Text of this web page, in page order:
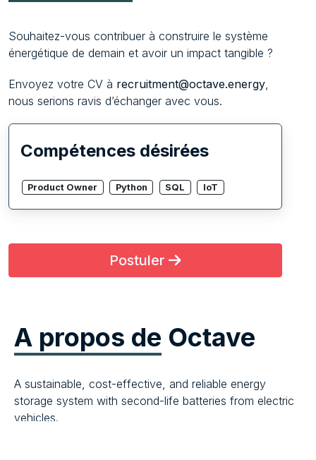
Souhaitez-vous contribuer à construire le système
énergétique de demain et avoir un impact tangible ?
Envoyez votre CV à recruitment@octave.energy
nous serions ravis d’échanger avec vous.
Compétences désirées
Product Owner Python SQL IoT
Postuler
A propos de Octave
A sustainable, cost-effective, and reliable energy
storage system with second-life batteries from electric
vehicles.